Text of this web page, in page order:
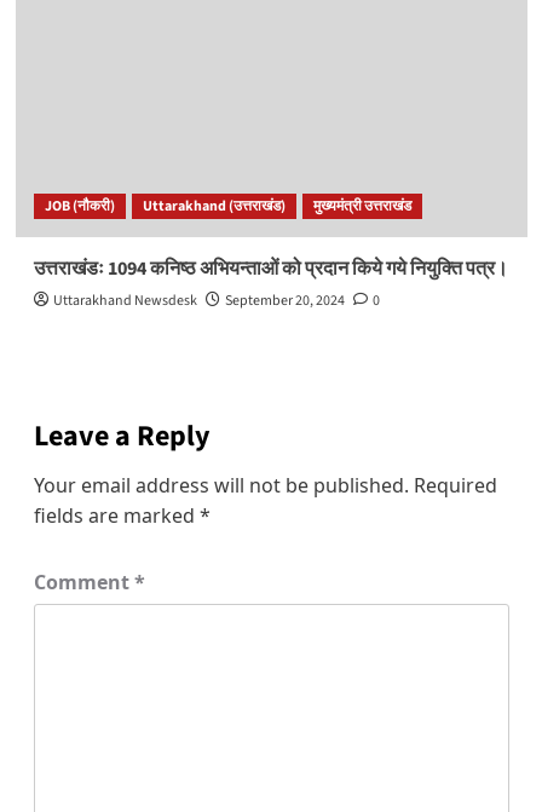
JOB (नौकरी) Uttarakhand (उत्तराखंड) मुख्यमंत्री उत्तराखंड
उत्तराखंडः 1094 कनिष्ठ अभियन्ताओं को प्रदान किये गये नियुक्ति पत्र।
Uttarakhand Newsdesk September 20, 2024 0
Leave a Reply
Your email address will not be published. Required
fields are marked *
Comment*